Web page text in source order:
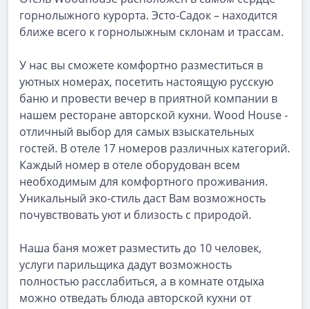
горнолыжного курорта. Эсто-Садок – находится
ближе всего к горнолыжным склонам и трассам.
У нас вы сможете комфортно разместиться в
уютных номерах, посетить настоящую русскую
баню и провести вечер в приятной компании в
нашем ресторане авторской кухни. Wood House -
отличный выбор для самых взыскательных
гостей. В отеле 17 номеров различных категорий.
Каждый номер в отеле оборудован всем
необходимым для комфортного проживания.
Уникальный эко-стиль даст Вам возможность
почувствовать уют и близость с природой.
Наша баня может разместить до 10 человек,
услуги парильщика дадут возможность
полностью расслабиться, а в комнате отдыха
можно отведать блюда авторской кухни от